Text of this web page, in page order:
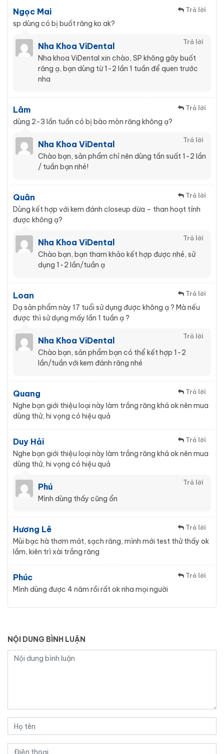
Ngọc Mai Trả lời
sp dùng có bị buốt răng ko ak?
Nha Khoa ViDental Trả lời
Nha khoa ViDental xin chào, SP không gây buốt
răng ạ, bạn dùng từ 1-2 lần 1 tuần để quen trước
nha
Lâm Trả lời
dùng 2-3 lần tuần có bị bào mòn răng không ạ?
Nha Khoa ViDental Trả lời
Chào bạn, sản phẩm chỉ nên dùng tần suất 1-2 lần
/ tuần bạn nhé!
Quân Trả lời
Dùng kết hợp với kem đánh closeup dừa – than hoạt tính
được không ạ?
Nha Khoa ViDental Trả lời
Chào bạn, bạn tham khảo kết hợp được nhé, sử
dụng 1-2 lần/tuần ạ
Loan Trả lời
Dạ sản phẩm này 17 tuổi sử dụng được không ạ ? Mà nếu
được thì sử dụng mấy lần 1 tuần ạ ?
Nha Khoa ViDental Trả lời
Chào bạn, sản phẩm bạn có thể kết hợp 1-2
lần/tuần với kem đánh răng nhé
Quang Trả lời
Nghe bạn giới thiệu loại này làm trắng răng khá ok nên mua
dùng thử, hi vọng có hiệu quả
Duy Hải Trả lời
Nghe bạn giới thiệu loại này làm trắng răng khá ok nên mua
dùng thử, hi vọng có hiệu quả
Phú Trả lời
Mình dùng thấy cũng ổn
Hương Lê Trả lời
Mùi bạc hà thơm mát, sạch răng, mình mới test thử thấy ok
lắm, kiên trì xài trắng răng
Phúc Trả lời
Mình dùng được 4 năm rồi rất ok nha mọi người
NỘI DUNG BÌNH LUẬN